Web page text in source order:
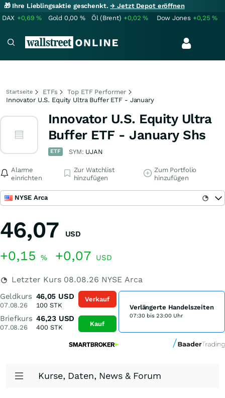
🎁 Ihre Lieblingsaktie geschenkt.→ Jetzt Depot eröffnen
DAX +0,69% Gold 0,00 % Öl (Brent) +0,02% Dow Jones +0,25%
Startseite ETFs
Top ETF Performer
Innovator U.S. Equity Ultra Buffer ETF - January
Innovator U.S. Equity Ultra
Buffer ETF - January Shs
ETF SYM: UJAN
Alarme
einrichten
Zur Watchlist
hinzufügen
Zum Portfolio
hinzufügen
NYSE Arca
46,07 USD
+0,15 % +0,07 USD
Letzter Kurs 08.08.26 NYSE Arca
Geldkurs
07.08.26
46,05 USD
100 STK
Briefkurs
07.08.26
46,23 USD
400STK
Verkauf
Kauf
Verlängerte Handelszeiten
07:30 bis 23:00 Uhr
Kurse, Daten, News & Forum